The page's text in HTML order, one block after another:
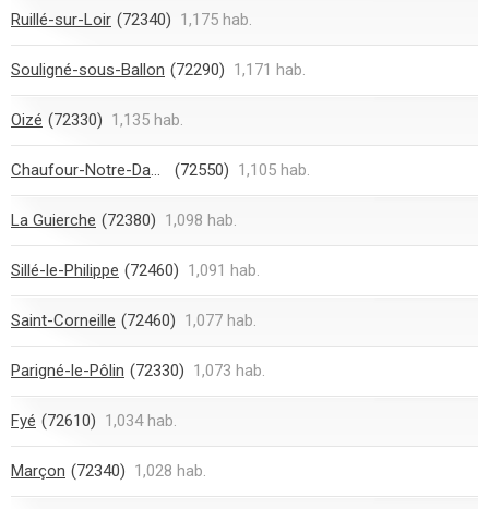
Ruillé-sur-Loir (72340) 1,175 hab.
Souligné-sous-Ballon (72290) 1,171 hab.
Oizé (72330) 1,135 hab.
Chaufour-Notre-Dame (72550) 1,105 hab.
La Guierche (72380) 1,098 hab.
Sillé-le-Philippe (72460) 1,091 hab.
Saint-Corneille (72460) 1,077 hab.
Parigné-le-Pôlin (72330) 1,073 hab.
Fyé (72610) 1,034 hab.
Marçon (72340) 1,028 hab.